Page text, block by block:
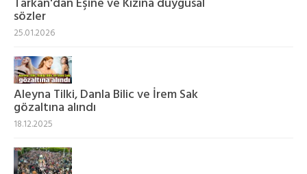
sözler
25.01.2026
Aleyna Tilki, Danla Bilic ve İrem Sak
gözaltına alındı
18.12.2025